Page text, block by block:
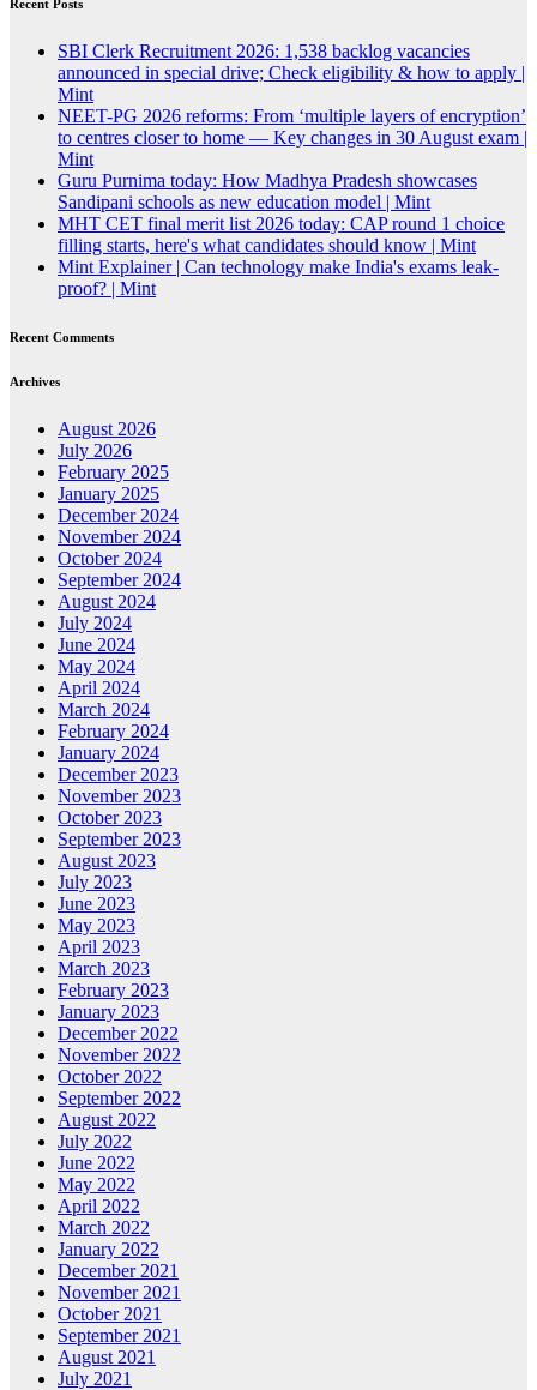
Recent Posts
SBI Clerk Recruitment 2026: 1,538 backlog vacancies
announced in special drive; Check eligibility & how to apply |
Mint
NEET-PG 2026 reforms: From ‘multiple layers of encryption’
to centres closer to home — Key changes in 30 August exam |
Mint
Guru Purnima today: How Madhya Pradesh showcases
Sandipani schools as new education model | Mint
MHT CET final merit list 2026 today: CAP round 1 choice
filling starts, here's what candidates should know | Mint
Mint Explainer | Can technology make India's exams leak-
proof? | Mint
Recent Comments
Archives
August 2026
July 2026
February 2025
January 2025
December 2024
November 2024
October 2024
September 2024
August 2024
July 2024
June 2024
May 2024
April 2024
March 2024
February 2024
January 2024
December 2023
November 2023
October 2023
September 2023
August 2023
July 2023
June 2023
May 2023
April 2023
March 2023
February 2023
January 2023
December 2022
November 2022
October 2022
September 2022
August 2022
July 2022
June 2022
May 2022
April 2022
March 2022
January 2022
December 2021
November 2021
October 2021
September 2021
August 2021
July 2021